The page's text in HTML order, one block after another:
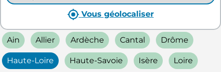
Vous géolocaliser
Ain Allier Ardèche Cantal Drôme
Haute-Loire Haute-Savoie Isère Loire